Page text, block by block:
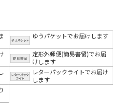
ゆうパケットでお届けします
定形外郵便(簡易書留)でお届
けします
レターパックライトでお届け
します